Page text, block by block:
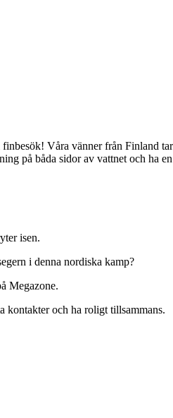
Våra vänner från Finland
på båda sidor av vattnet och ha
isen.
i denna nordiska kamp?
Megazone.
kontakter och ha roligt tillsammans.